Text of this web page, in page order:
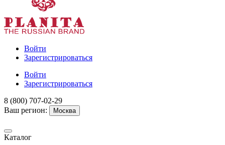
Войти
Зарегистрироваться
Войти
Зарегистрироваться
8 (800) 707-02-29
Ваш регион:
Москва
Каталог